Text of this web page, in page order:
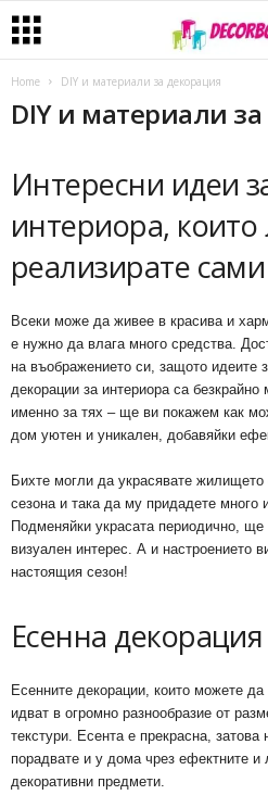
Home DIY и материали за декорация
DIY и материали
Интересни идеи
интериора,
реализирате сами
Всеки може да живее в красива и
е нужно да влага много средства.
на въображението си, защото идеите
декорации за интериора са
именно за тях – ще ви покажем как
дом уютен и уникален, добавяйки
Бихте могли да украсявате
сезона и така да му придадете много
Подменяйки украсата периодично,
визуален интерес. А и настроението
настоящия сезон!
Есенна
Есенните декорации, които можете да
идват в огромно разнообразие от
текстури. Есента е прекрасна, затова
порадвате и у дома чрез ефектните и
декоративни предмети.